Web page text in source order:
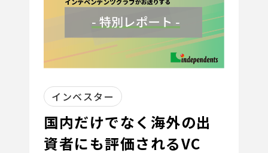
インベスター
国内だけでなく海外の出
資者にも評価されるVC